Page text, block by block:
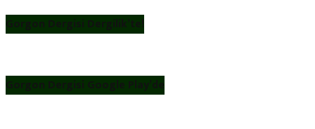
Gorgon Dergisi Dergilik’te!
Gorgon Dergisi Google Play’de